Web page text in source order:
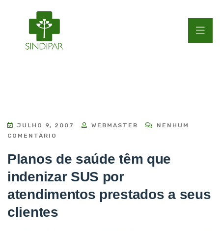
JULHO 9, 2007 WEBMASTER
NENHUM
COMENTÁRIO
Planos de saúde têm que
indenizar SUS por
atendimentos prestados a seus
clientes